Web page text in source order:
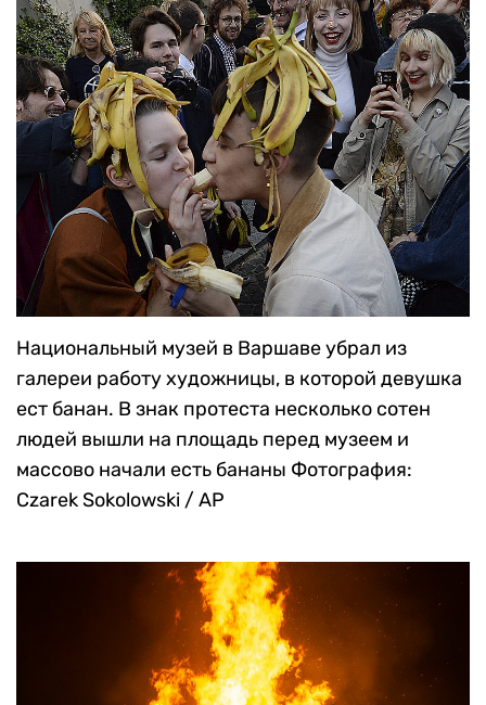
Национальный музей в Варшаве убрал из
галереи работу художницы, в которой девушка
ест банан. В знак протеста несколько сотен
людей вышли на площадь перед музеем и
массово начали есть бананы Фотография:
Czarek Sokolowski / AP